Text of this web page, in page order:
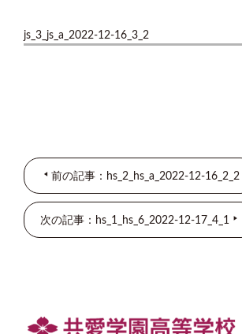
js_3_js_a_2022-12-16_3_2
前の記事：hs_2_hs_a_2022-12-16_2_2
次の記事：hs_1_hs_6_2022-12-17_4_1